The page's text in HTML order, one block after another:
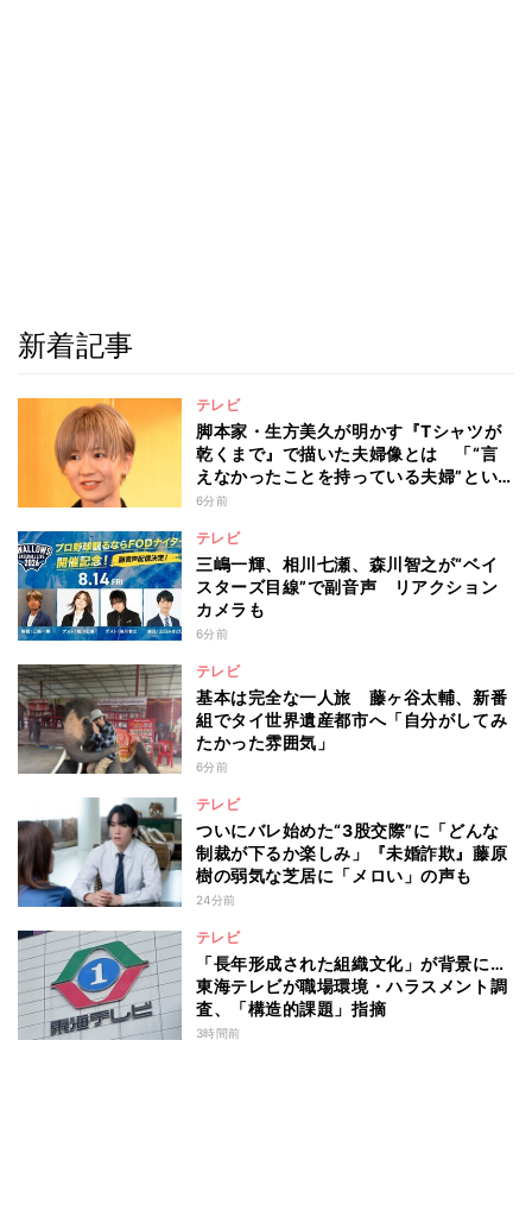
新着記事
テレビ
脚本家・生方美久が明かす『Tシャツが
乾くまで』で描いた夫婦像とは 「“言
えなかったことを持っている夫婦”とい
うのは面白いかも」
6分前
テレビ
三嶋一輝、相川七瀬、森川智之が“ベイ
スターズ目線”で副音声 リアクション
カメラも
6分前
テレビ
基本は完全な一人旅 藤ヶ谷太輔、新番
組でタイ世界遺産都市へ「自分がしてみ
たかった雰囲気」
6分前
テレビ
ついにバレ始めた“3股交際”に「どんな
制裁が下るか楽しみ」『未婚詐欺』藤原
樹の弱気な芝居に「メロい」の声も
24分前
テレビ
「長年形成された組織文化」が背景に…
東海テレビが職場環境・ハラスメント調
査、「構造的課題」指摘
3時間前